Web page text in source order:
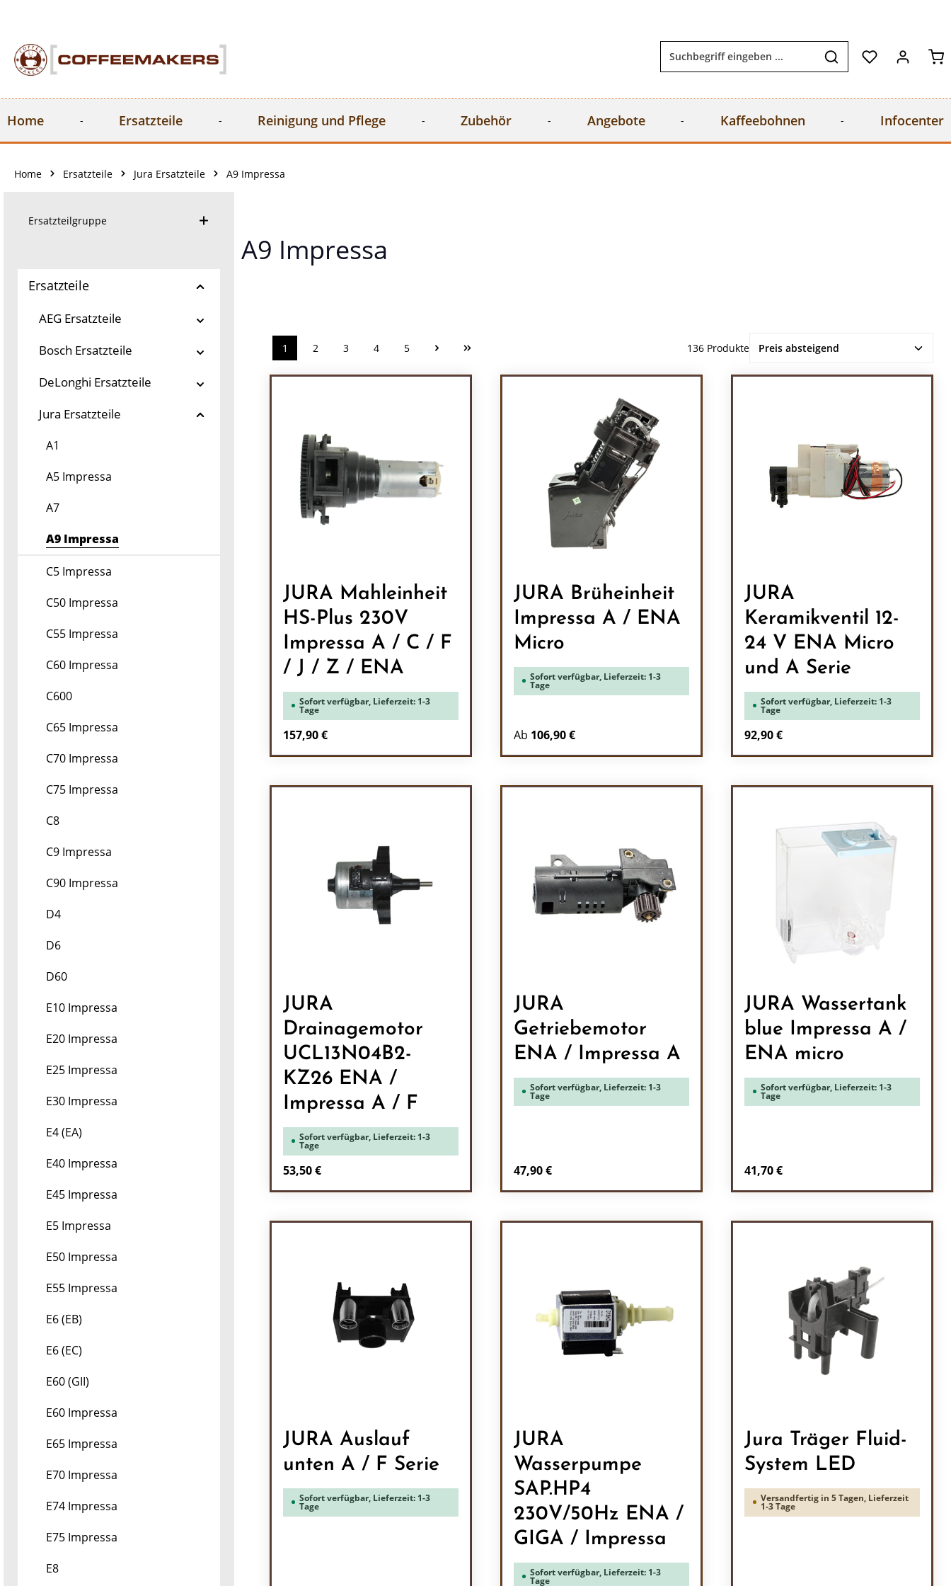
Home Ersatzteile Reinigung und Pflege Zubehör Angebote Kaffeebohnen Infocenter
Home Ersatzteile Jura Ersatzteile A9 Impressa
Ersatzteilgruppe
Ersatzteile
AEG Ersatzteile
Bosch Ersatzteile
DeLonghi Ersatzteile
Jura Ersatzteile
A1
A5 Impressa
A7
A9 Impressa
C5 Impressa
C50 Impressa
C55 Impressa
C60 Impressa
C600
C65 Impressa
C70 Impressa
C75 Impressa
C8
C9 Impressa
C90 Impressa
D4
D6
D60
E10 Impressa
E20 Impressa
E25 Impressa
E30 Impressa
E4 (EA)
E40 Impressa
E45 Impressa
E5 Impressa
E50 Impressa
E55 Impressa
E6 (EB)
E6 (EC)
E60 (GII)
E60 Impressa
E65 Impressa
E70 Impressa
E74 Impressa
E75 Impressa
E8
A9 Impressa
Seite
1 Seite
2 Seite
3 Seite
4 Seite
5 136 Produkte
JURA Mahleinheit
HS-Plus 230V
Impressa A / C / F
/ J / Z / ENA
Sofort verfügbar, Lieferzeit: 1-3
Tage
Regulärer Preis:
157,90 €
JURA Brüheinheit
Impressa A / ENA
Micro
Sofort verfügbar, Lieferzeit: 1-3
Tage
Ab 106,90 €
JURA
Keramikventil 12-
24 V ENA Micro
und A Serie
Sofort verfügbar, Lieferzeit: 1-3
Tage
Regulärer Preis:
92,90 €
JURA
Drainagemotor
UCL13N04B2-
KZ26 ENA /
Impressa A / F
Sofort verfügbar, Lieferzeit: 1-3
Tage
Regulärer Preis:
53,50 €
JURA
Getriebemotor
ENA / Impressa A
Sofort verfügbar, Lieferzeit: 1-3
Tage
Regulärer Preis:
47,90 €
JURA Wassertank
blue Impressa A /
ENA micro
Sofort verfügbar, Lieferzeit: 1-3
Tage
Regulärer Preis:
41,70 €
JURA Auslauf
unten A / F Serie
Sofort verfügbar, Lieferzeit: 1-3
Tage
JURA
Wasserpumpe
SAP.HP4
230V/50Hz ENA /
GIGA / Impressa
Sofort verfügbar, Lieferzeit: 1-3
Tage
Jura Träger Fluid-
System LED
Versandfertig in 5 Tagen, Lieferzeit
1-3 Tage